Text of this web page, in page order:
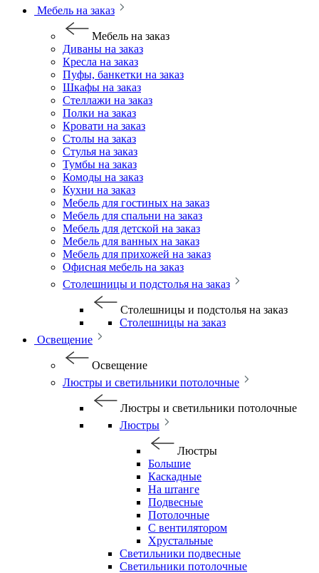
Мебель на заказ
Мебель на заказ
Диваны на заказ
Кресла на заказ
Пуфы, банкетки на заказ
Шкафы на заказ
Стеллажи на заказ
Полки на заказ
Кровати на заказ
Столы на заказ
Стулья на заказ
Тумбы на заказ
Комоды на заказ
Кухни на заказ
Мебель для гостиных на заказ
Мебель для спальни на заказ
Мебель для детской на заказ
Мебель для ванных на заказ
Мебель для прихожей на заказ
Офисная мебель на заказ
Столешницы и подстолья на заказ
Столешницы и подстолья на заказ
Столешницы на заказ
Освещение
Освещение
Люстры и светильники потолочные
Люстры и светильники потолочные
Люстры
Люстры
Большие
Каскадные
На штанге
Подвесные
Потолочные
С вентилятором
Хрустальные
Светильники подвесные
Светильники потолочные